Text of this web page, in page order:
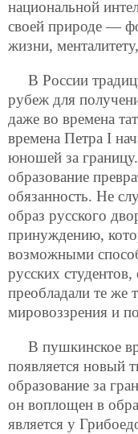
национальной
своей природе —
жизни,
В России
рубеж для
даже во времена
времена Петра I
юношей за
образование
обязанность. Не
образ русского
принуждению,
возможными
русских
преобладали те же
мировоззрения и
В пушкинское
появляется новый
образование за
он воплощен в
является у